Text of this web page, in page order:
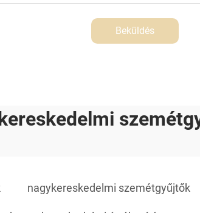
Beküldés
nagykereskedelmi szemétgyűjtők